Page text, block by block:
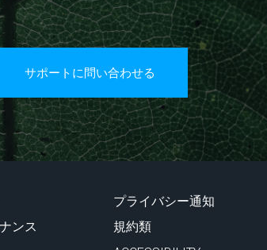
サポートに問い合わせる
ンス
プライバシー通知
規約類